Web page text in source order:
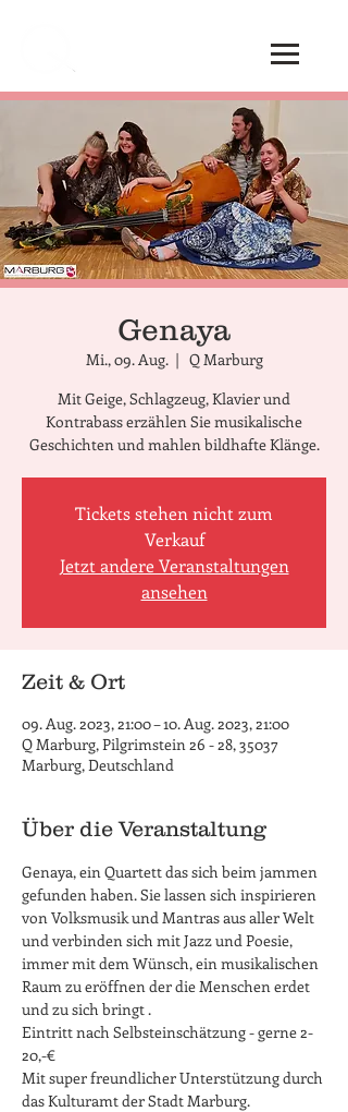
Genaya
Mi., 09. Aug.
  |
Q Marburg
Mit Geige, Schlagzeug, Klavier und
Kontrabass erzählen Sie musikalische
Geschichten und mahlen bildhafte Klänge.
Tickets stehen nicht zum
Verkauf
Jetzt andere Veranstaltungen
ansehen
Zeit & Ort
09. Aug. 2023, 21:00 – 10. Aug. 2023, 21:00
Q Marburg, Pilgrimstein 26 - 28, 35037
Marburg, Deutschland
Über die Veranstaltung
Genaya, ein Quartett das sich beim jammen
gefunden haben. Sie lassen sich inspirieren
von Volksmusik und Mantras aus aller Welt
und verbinden sich mit Jazz und Poesie,
immer mit dem Wünsch, ein musikalischen
Raum zu eröffnen der die Menschen erdet
und zu sich bringt .
Eintritt nach Selbsteinschätzung - gerne 2-
20,-€
Mit super freundlicher Unterstützung durch
das Kulturamt der Stadt Marburg.